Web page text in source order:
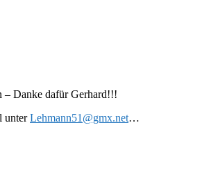
– Danke dafür Gerhard!!!
unterLehmann51@gmx.net…